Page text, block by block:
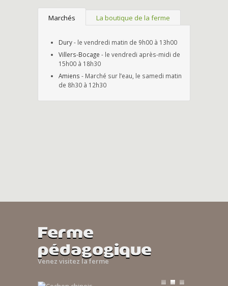
Marchés La boutique de la ferme
Dury- le vendredi matin de 9h00 à 13h00
Villers-Bocage - le vendredi après-midi de
15h00 à 18h30
Amiens - Marché sur l’eau, le samedi matin
de 8h30 à 12h30
Ferme
pédagogique
Venez visitez la ferme